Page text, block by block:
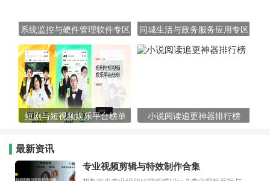
系统监控与硬件管理软件专区 同城生活与政务服务应用专区
短剧与短视频娱乐平台榜单 小说阅读追更神器排行榜
最新资讯
专业视频剪辑与特效制作合集